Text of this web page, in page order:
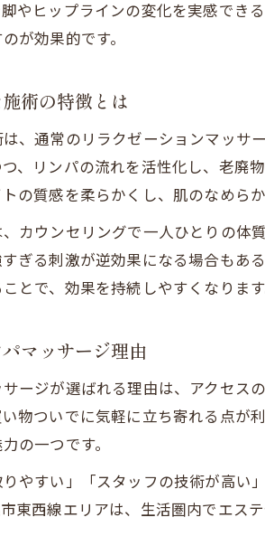
リンパの流れ
エステ体験で実感
エステ体験で
札幌市東西線
なめらかな肌
悩みのセルライト
東西線沿線サ
むくみ対策と
やヒップラインの変化を実感で
が効果的です。
術の特徴とは
、通常のリラクゼーションマッサ
、リンパの流れを活性化し、老廃
の質感を柔らかくし、肌のなめら
カウンセリングで一人ひとりの体
ぎる刺激が逆効果になる場合も
とで、効果を持続しやすくなります
マッサージ理由
ージが選ばれる理由は、アクセス
物ついでに気軽に立ち寄れる点
の一つです。
やすい」「スタッフの技術が高
東西線エリアは、生活圏内でエス